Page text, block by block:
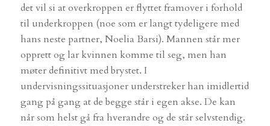
det vil si at overkroppen er flyttet framover i forhold
til underkroppen (noe som er langt tydeligere med
hans neste partner, Noelia Barsi). Mannen står mer
opprett og lar kvinnen komme til seg, men han
møter definitivt med brystet. I
undervisningssituasjoner understreker han imidlertid
gang på gang at de begge står i egen akse. De kan
når som helst gå fra hverandre og de står selvstendig.